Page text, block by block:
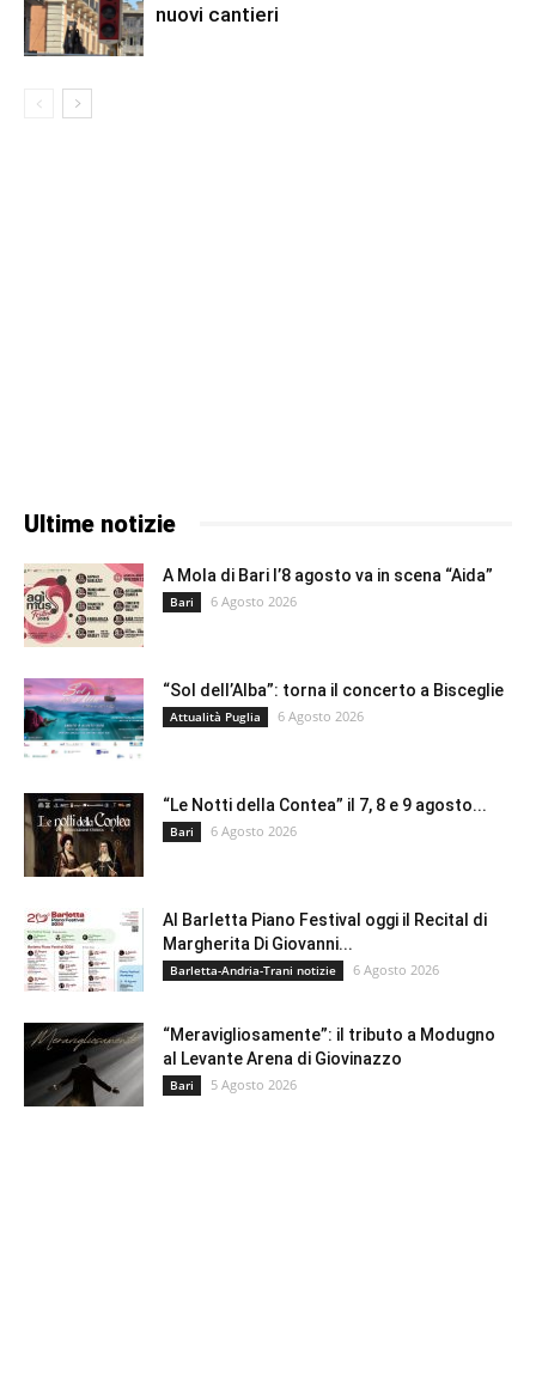
nuovi cantieri
Ultime notizie
A Mola di Bari l’8 agosto va in scena “Aida”
Bari 6 Agosto 2026
“Sol dell’Alba”: torna il concerto a Bisceglie
Attualità Puglia 6 Agosto 2026
“Le Notti della Contea” il 7, 8 e 9 agosto...
Bari 6 Agosto 2026
Al Barletta Piano Festival oggi il Recital di
Margherita Di Giovanni...
Barletta-Andria-Trani notizie 6 Agosto 2026
“Meravigliosamente”: il tributo a Modugno
al Levante Arena di Giovinazzo
Bari 5 Agosto 2026